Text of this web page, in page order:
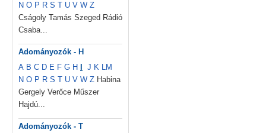
N O P R S T U V W Z
Cságoly Tamás Szeged Rádió
Csaba...
Adományozók - H
A B C D E F G H J K LM
N O P R S T U V W Z Habina
Gergely Verőce Műszer
Hajdú...
Adományozók - T